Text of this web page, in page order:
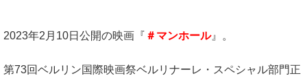
2023年2月10日公開の映画『 ＃マンホール』。
第73回ベルリン国際映画祭ベルリナーレ・スペシャル部門正